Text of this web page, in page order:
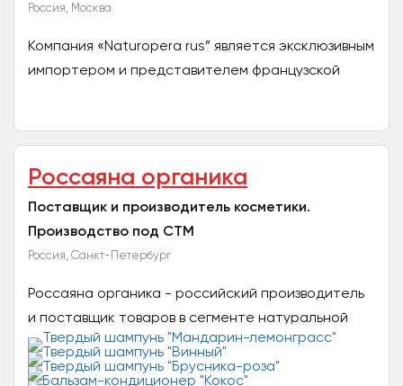
Россия, Москва
Компания «Naturopera rus” является эксклюзивным
импортером и представителем французской
Россаяна органика
Поставщик и производитель косметики.
Производство под СТМ
Россия, Санкт-Петербург
Россаяна органика - российский производитель
и поставщик товаров в сегменте натуральной
косметики. На протяжении 8 лет мы являемся
одним из лидеров...